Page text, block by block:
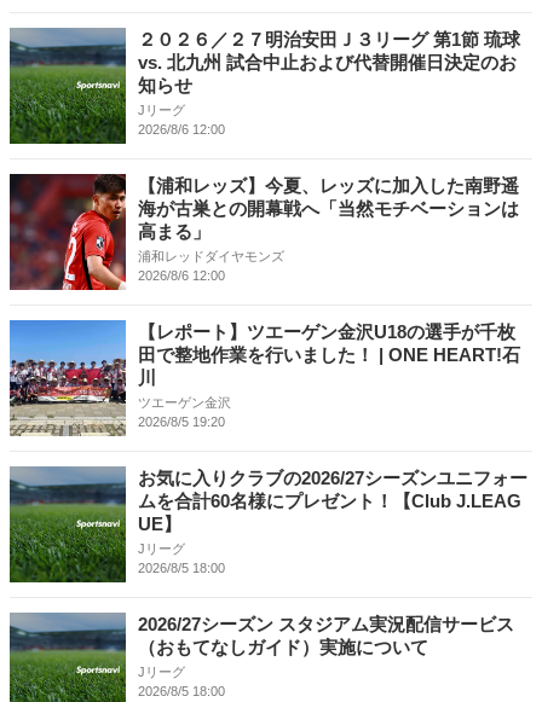
２０２６／２７明治安田Ｊ３リーグ 第1節 琉球
vs. 北九州 試合中止および代替開催日決定のお
知らせ
Jリーグ
2026/8/6 12:00
【浦和レッズ】今夏、レッズに加入した南野遥
海が古巣との開幕戦へ「当然モチベーションは
高まる」
浦和レッドダイヤモンズ
2026/8/6 12:00
【レポート】ツエーゲン金沢U18の選手が千枚
田で整地作業を行いました！ | ONE HEART!石
川
ツエーゲン金沢
2026/8/5 19:20
お気に入りクラブの2026/27シーズンユニフォー
ムを合計60名様にプレゼント！【Club J.LEAG
UE】
Jリーグ
2026/8/5 18:00
2026/27シーズン スタジアム実況配信サービス
（おもてなしガイド）実施について
Jリーグ
2026/8/5 18:00